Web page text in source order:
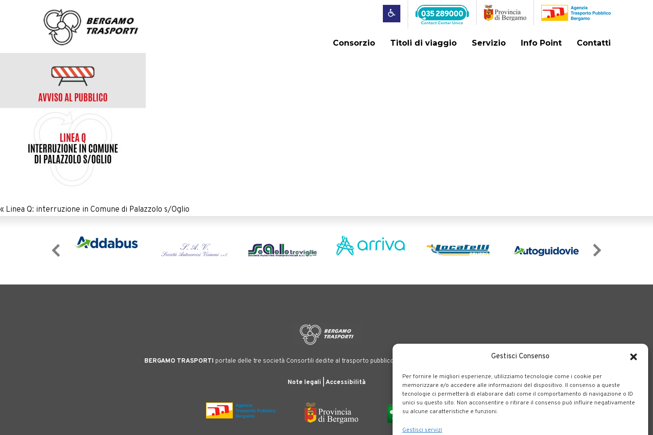
Gestisci Consenso
Per fornire le migliori esperienze, utilizziamo tecnologie come i cookie per
memorizzare e/o accedere alle informazioni del dispositivo. Il consenso a queste
tecnologie ci permetterà di elaborare dati come il comportamento di navigazione o ID
unici su questo sito. Non acconsentire o ritirare il consenso può influire negativamente
su alcune caratteristiche e funzioni.
Gestisci servizi
Consorzio Titoli di viaggio Servizio Info Point Contatti
« Linea Q: interruzione in Comune di Palazzolo s/Oglio
BERGAMO TRASPORTI portale delle tre società Consortili dedite al trasporto pubblico locale su tutto il territorio bergamasco.
Note legali Accessibilità